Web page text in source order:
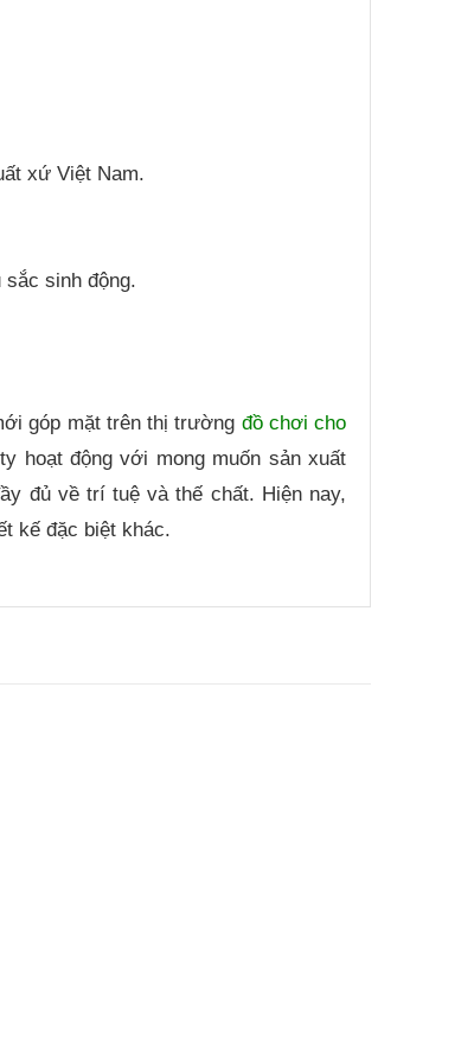
xứ Việt Nam.
sinh động.
góp mặt trên thị trường đồ chơi cho
hoạt động với mong muốn sản xuất
đủ về trí tuệ và thế chất. Hiện nay,
kế đặc biệt khác.